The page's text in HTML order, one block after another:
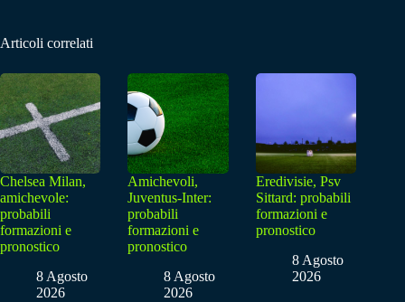
Articoli correlati
Chelsea Milan,
amichevole:
probabili
formazioni e
pronostico
8 Agosto
2026
Amichevoli,
Juventus-Inter:
probabili
formazioni e
pronostico
8 Agosto
2026
Eredivisie, Psv
Sittard: probabili
formazioni e
pronostico
8 Agosto
2026